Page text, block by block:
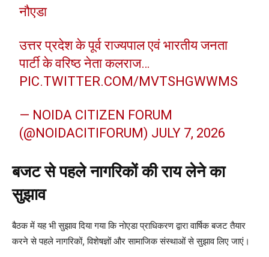
नौएडा
उत्तर प्रदेश के पूर्व राज्यपाल एवं भारतीय जनता
पार्टी के वरिष्ठ नेता कलराज…
PIC.TWITTER.COM/MVTSHGWWMS
— NOIDA CITIZEN FORUM
(@NOIDACITIFORUM) JULY 7, 2026
बजट से पहले नागरिकों की राय लेने का
सुझाव
बैठक में यह भी सुझाव दिया गया कि नोएडा प्राधिकरण द्वारा वार्षिक बजट तैयार
करने से पहले नागरिकों, विशेषज्ञों और सामाजिक संस्थाओं से सुझाव लिए जाएं।